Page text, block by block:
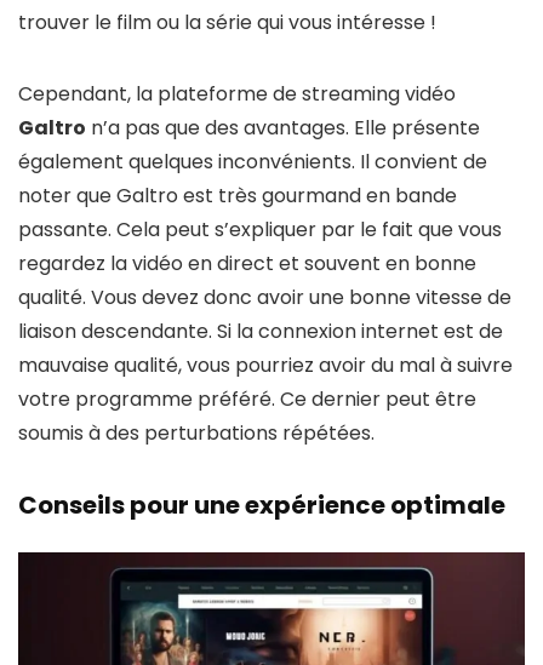
trouver le film ou la série qui vous intéresse !
Cependant, la plateforme de streaming vidéo
Galtro n’a pas que des avantages. Elle présente
également quelques inconvénients. Il convient de
noter que Galtro est très gourmand en bande
passante. Cela peut s’expliquer par le fait que vous
regardez la vidéo en direct et souvent en bonne
qualité. Vous devez donc avoir une bonne vitesse de
liaison descendante. Si la connexion internet est de
mauvaise qualité, vous pourriez avoir du mal à suivre
votre programme préféré. Ce dernier peut être
soumis à des perturbations répétées.
Conseils pour une expérience optimale